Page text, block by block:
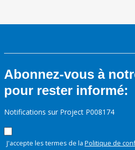
Abonnez-vous à
pour rester informé:
Notifications sur Project P008174
J'accepte les termes de la Politique de